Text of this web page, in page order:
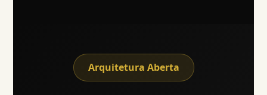
Arquitetura Aberta